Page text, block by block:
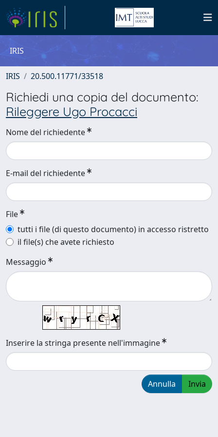
IRIS
IRIS 20.500.11771/33518
Richiedi una copia del documento:
Rileggere Ugo Procacci
Nome del richiedente
E-mail del richiedente
File
tutti i file (di questo documento) in accesso ristretto
il file(s) che avete richiesto
Messaggio
Inserire la stringa presente nell'immagine
Annulla Invia